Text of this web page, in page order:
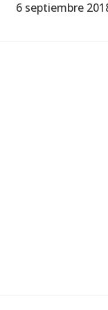
6 septiembre